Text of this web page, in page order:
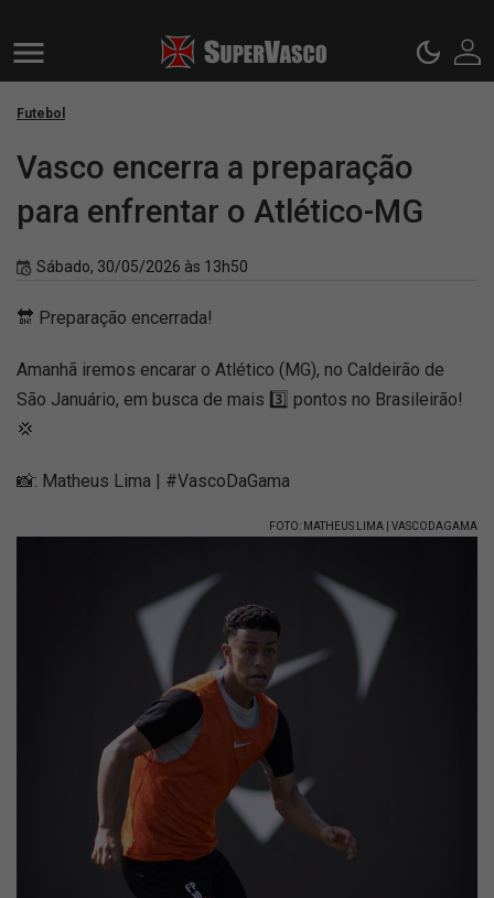
Futebol
Vasco encerra a preparação
para enfrentar o Atlético-MG
Sábado, 30/05/2026 às 13h50
🔛 Preparação encerrada!
Amanhã iremos encarar o Atlético (MG), no Caldeirão de
São Januário, em busca de mais 3️⃣ pontos no Brasileirão!
💢
📸: Matheus Lima | #VascoDaGama
FOTO: MATHEUS LIMA | VASCODAGAMA